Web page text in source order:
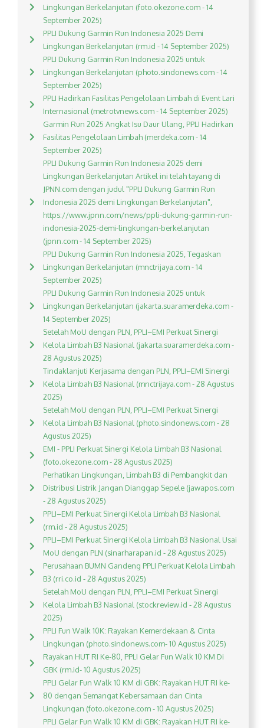
Lingkungan Berkelanjutan (foto.okezone.com - 14
September 2025)
PPLI Dukung Garmin Run Indonesia 2025 Demi
Lingkungan Berkelanjutan (rm.id - 14 September 2025)
PPLI Dukung Garmin Run Indonesia 2025 untuk
Lingkungan Berkelanjutan (photo.sindonews.com - 14
September 2025)
PPLI Hadirkan Fasilitas Pengelolaan Limbah di Event Lari
Internasional (metrotvnews.com - 14 September 2025)
Garmin Run 2025 Angkat Isu Daur Ulang, PPLI Hadirkan
Fasilitas Pengelolaan Limbah (merdeka.com - 14
September 2025)
PPLI Dukung Garmin Run Indonesia 2025 demi
Lingkungan Berkelanjutan Artikel ini telah tayang di
JPNN.com dengan judul "PPLI Dukung Garmin Run
Indonesia 2025 demi Lingkungan Berkelanjutan",
https://www.jpnn.com/news/ppli-dukung-garmin-run-
indonesia-2025-demi-lingkungan-berkelanjutan
(jpnn.com - 14 September 2025)
PPLI Dukung Garmin Run Indonesia 2025, Tegaskan
Lingkungan Berkelanjutan (mnctrijaya.com - 14
September 2025)
PPLI Dukung Garmin Run Indonesia 2025 untuk
Lingkungan Berkelanjutan (jakarta.suaramerdeka.com -
14 September 2025)
Setelah MoU dengan PLN, PPLI–EMI Perkuat Sinergi
Kelola Limbah B3 Nasional (jakarta.suaramerdeka.com -
28 Agustus 2025)
Tindaklanjuti Kerjasama dengan PLN, PPLI–EMI Sinergi
Kelola Limbah B3 Nasional (mnctrijaya.com - 28 Agustus
2025)
Setelah MoU dengan PLN, PPLI–EMI Perkuat Sinergi
Kelola Limbah B3 Nasional (photo.sindonews.com - 28
Agustus 2025)
EMI - PPLI Perkuat Sinergi Kelola Limbah B3 Nasional
(foto.okezone.com - 28 Agustus 2025)
Perhatikan Lingkungan, Limbah B3 di Pembangkit dan
Distribusi Listrik Jangan Dianggap Sepele (jawapos.com
- 28 Agustus 2025)
PPLI–EMI Perkuat Sinergi Kelola Limbah B3 Nasional
(rm.id - 28 Agustus 2025)
PPLI–EMI Perkuat Sinergi Kelola Limbah B3 Nasional Usai
MoU dengan PLN (sinarharapan.id - 28 Agustus 2025)
Perusahaan BUMN Gandeng PPLI Perkuat Kelola Limbah
B3 (rri.co.id - 28 Agustus 2025)
Setelah MoU dengan PLN, PPLI–EMI Perkuat Sinergi
Kelola Limbah B3 Nasional (stockreview.id - 28 Agustus
2025)
PPLI Fun Walk 10K: Rayakan Kemerdekaan & Cinta
Lingkungan (photo.sindonews.com- 10 Agustus 2025)
Rayakan HUT RI Ke-80, PPLI Gelar Fun Walk 10 KM Di
GBK (rm.id- 10 Agustus 2025)
PPLI Gelar Fun Walk 10 KM di GBK: Rayakan HUT RI ke-
80 dengan Semangat Kebersamaan dan Cinta
Lingkungan (foto.okezone.com - 10 Agustus 2025)
PPLI Gelar Fun Walk 10 KM di GBK: Rayakan HUT RI ke-